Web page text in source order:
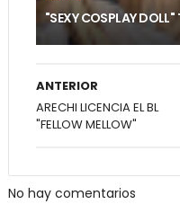
"SEXY COSPLAY
ANTERIOR
ARECHI LICENCIA EL BL
"FELLOW MELLOW"
No hay comentarios